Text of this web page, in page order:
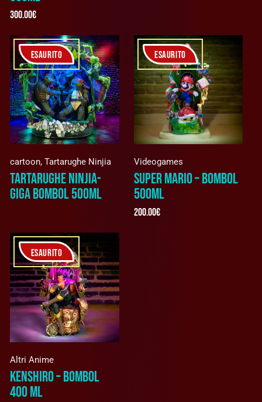
300.00€
ESAURITO
cartoon, Tartarughe Ninjia
TARTARUGHE NINJIA-
GIGA BOMBOL 500ML
ESAURITO
Videogames
SUPER MARIO – BOMBOL
500ML
200.00€
ESAURITO
Altri Anime
KENSHIRO – BOMBOL
400 ML